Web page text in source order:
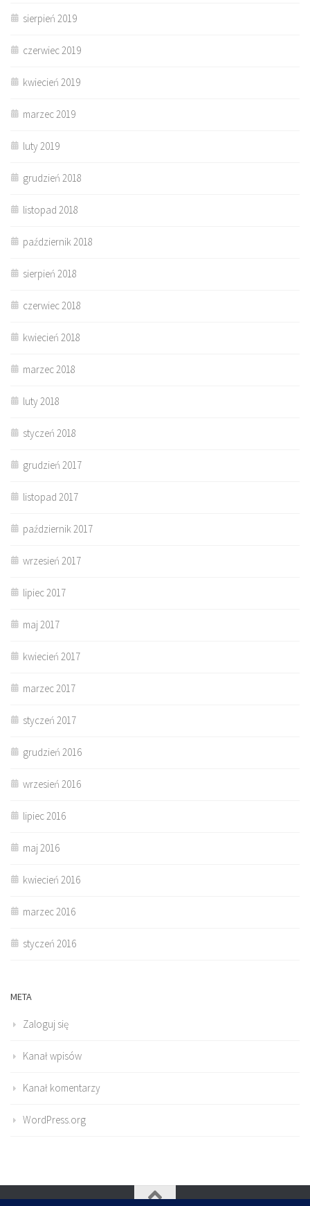
sierpień 2019
czerwiec 2019
kwiecień 2019
marzec 2019
luty 2019
grudzień 2018
listopad 2018
październik 2018
sierpień 2018
czerwiec 2018
kwiecień 2018
marzec 2018
luty 2018
styczeń 2018
grudzień 2017
listopad 2017
październik 2017
wrzesień 2017
lipiec 2017
maj 2017
kwiecień 2017
marzec 2017
styczeń 2017
grudzień 2016
wrzesień 2016
lipiec 2016
maj 2016
kwiecień 2016
marzec 2016
styczeń 2016
META
Zaloguj się
Kanał wpisów
Kanał komentarzy
WordPress.org